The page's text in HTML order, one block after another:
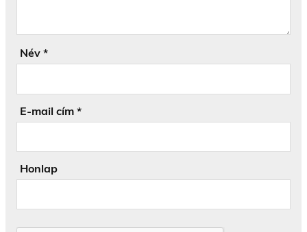
Név *
E-mail cím *
Honlap